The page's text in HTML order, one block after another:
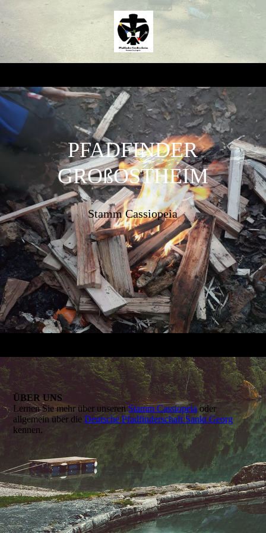
PFADFINDER
GROßOSTHEIM
Stamm Cassiopeia
ÜBER UNS
Lernen Sie mehr über unserenStamm Cassiopeia oder
allgemein über dieDeutsche Pfadfinderschaft Sankt Georg
kennen.